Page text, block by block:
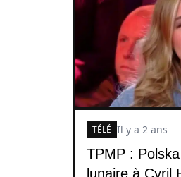
TPMP :
lunaire à Cyril
TÉLÉ Il y a 2 ans